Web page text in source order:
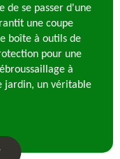
de se passer d'une
une coupe
boîte à outils de
pour une
à
jardin, un véritable